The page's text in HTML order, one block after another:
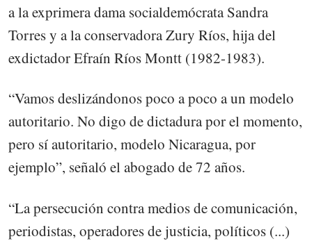
a la exprimera dama socialdemócrata Sandra
Torres y a la conservadora Zury Ríos, hija del
exdictador Efraín Ríos Montt (1982-1983).
“Vamos deslizándonos poco a poco a un modelo
autoritario. No digo de dictadura por el momento,
pero sí autoritario, modelo Nicaragua, por
ejemplo”, señaló el abogado de 72 años.
“La persecución contra medios de comunicación,
periodistas, operadores de justicia, políticos (...)